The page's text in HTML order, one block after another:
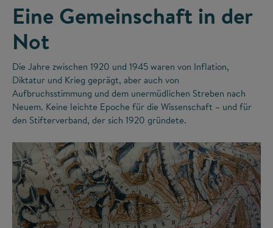
Eine Gemeinschaft in der
Not
Die Jahre zwischen 1920 und 1945 waren von Inflation,
Diktatur und Krieg geprägt, aber auch von
Aufbruchsstimmung und dem unermüdlichen Streben nach
Neuem. Keine leichte Epoche für die Wissenschaft – und für
den Stifterverband, der sich 1920 gründete.